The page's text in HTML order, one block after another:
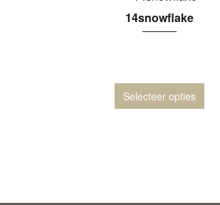
14snowflake
Selecteer opties